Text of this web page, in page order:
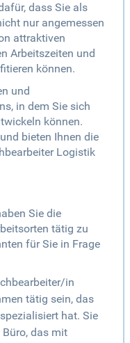
dass Sie als
nur angemessen
attraktiven
Arbeitszeiten und
können.
und
in dem Sie sich
können.
bieten Ihnen die
Logistik
Sie die
tätig zu
für Sie in Frage
in
tätig sein, das
hat. Sie
Büro, das mit